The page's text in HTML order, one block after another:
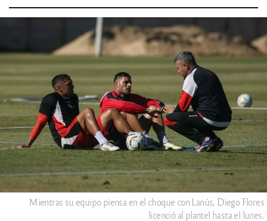
Mientras su equipo piensa en el choque con Lanús, Diego Flores
licenció al plantel hasta el lunes.